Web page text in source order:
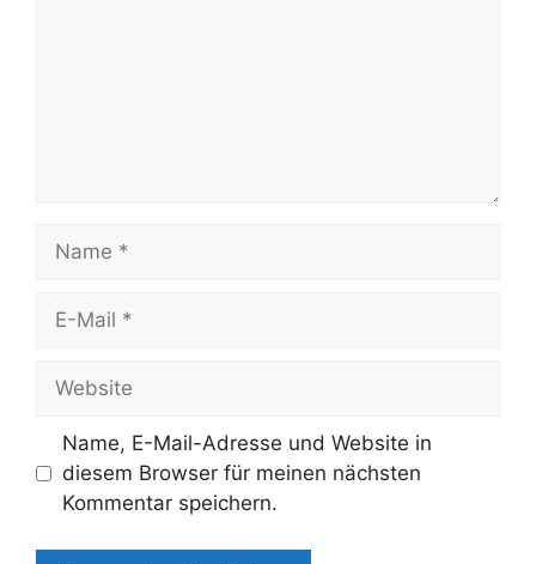
Name
Website
Name, E-Mail-Adresse und Website in
diesem Browser für meinen nächsten
Kommentar speichern.